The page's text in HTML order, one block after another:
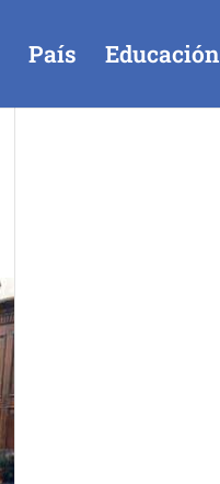
País Educación